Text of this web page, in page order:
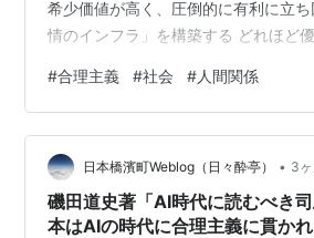
希少価値が高く、圧倒的に有利に立
情のインフラ」を構築する どれほど
者が最も陥りやすい罠は、正論で相手
作ることです。 戦略： 相手の感情に
駄なエネルギー」ではなく、「摩擦
ト」と定義してください。 実務： 議
いうクッションを挟むだけで、あな
過率は劇的に上がります。これは妥
#合理主義 #社会 #人間関係
日本橋濱町Weblog（日々酔亭） • 3
磯田道史著「AI時代に読むべき
本はAIの時代に合理主義に貫か